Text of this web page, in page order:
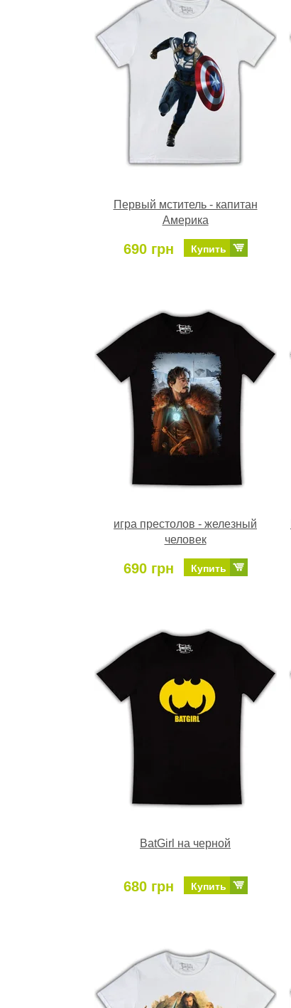
Первый мститель - капитан
Америка
690 грн Купить
игра престолов - железный
человек
690 грн Купить
BatGirl на черной
680 грн Купить